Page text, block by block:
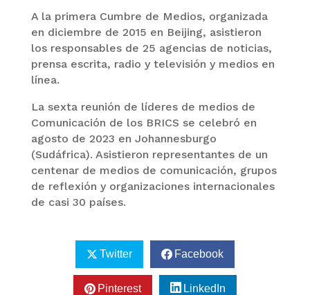
A la primera Cumbre de Medios, organizada
en diciembre de 2015 en Beijing, asistieron
los responsables de 25 agencias de noticias,
prensa escrita, radio y televisión y medios en
línea.
La sexta reunión de líderes de medios de
Comunicación de los BRICS se celebró en
agosto de 2023 en Johannesburgo
(Sudáfrica). Asistieron representantes de un
centenar de medios de comunicación, grupos
de reflexión y organizaciones internacionales
de casi 30 países.
Twitter Facebook
Pinterest LinkedIn